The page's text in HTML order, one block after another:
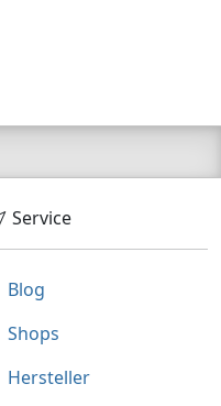
Service
Blog
Shops
Hersteller